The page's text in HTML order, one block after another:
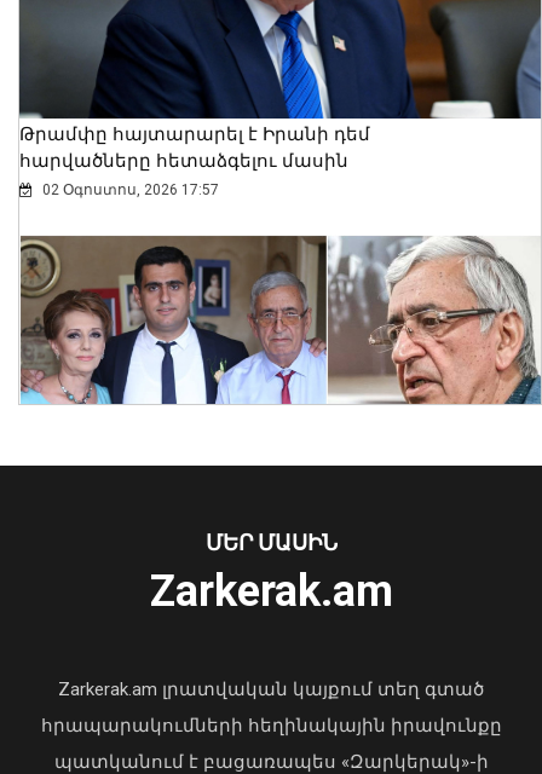
Բրիտանիայի դեսպանը հայերեն է
խոսում․ տեսանյութ
06 Օգոստոս, 2026 23:30
Թրամփը հայտարարել է Իրանի դեմ
հարվածները հետաձգելու մասին
02 Օգոստոս, 2026 17:57
«Պարտվեցինք դաժան հիվանդության
04 Օգոստոս, 2026 19:12
ՄԵՐ ՄԱՍԻՆ
Zarkerak.am
Zarkerak.am լրատվական կայքում տեղ գտած
հրապարակումների հեղինակային իրավունքը
պատկանում է բացառապես «Զարկերակ»-ի